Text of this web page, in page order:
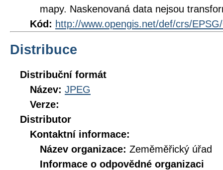
mapy. Naskenovaná data nejsou
Kód: http://www.opengis.net/def/crs/
Distribuce
Distribuční formát
Název: JPEG
Verze:
Distributor
Kontaktní informace:
Název organizace: Zeměměřický úřad
Informace o odpovědné organizaci